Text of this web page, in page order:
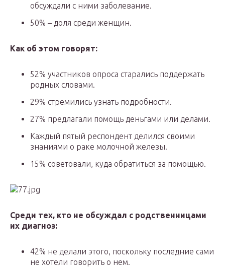
обсуждали с ними заболевание.
50% – доля среди женщин.
Как об этом говорят:
52% участников опроса старались поддержать
родных словами.
29% стремились узнать подробности.
27% предлагали помощь деньгами или делами.
Каждый пятый респондент делился своими
знаниями о раке молочной железы.
15% советовали, куда обратиться за помощью.
Среди тех, кто не обсуждал с родственницами
их диагноз:
42% не делали этого, поскольку последние сами
не хотели говорить о нем.